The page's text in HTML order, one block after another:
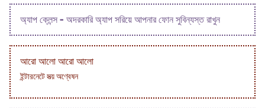
অ্যাপ ক্লেন্স - অদরকারি অ্যাপ সরিয়ে আপনার ফোন সুবিন্যস্ত রাখুন
আরো আলো আরো আলো
ইন্টারনেটে সত্য় অণ্বেষন